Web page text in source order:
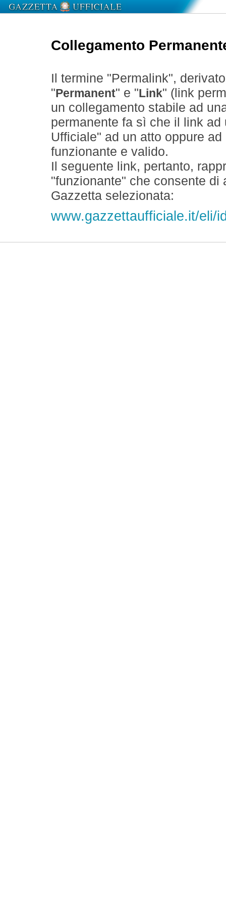
Collegamento
Il termine "Permalink",
" Permanent" e " Link" (link
un collegamento stabile ad
permanente fa sì che il link
Ufficiale" ad un atto oppure
funzionante e valido.
Il seguente link, pertanto,
"funzionante" che consente
Gazzetta selezionata:
www.gazzettaufficiale.it/eli/